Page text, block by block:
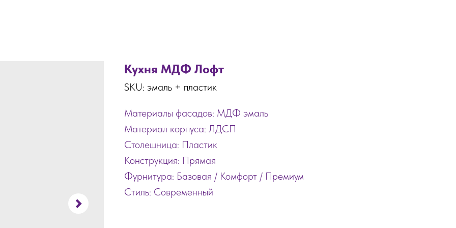
Кухня МДФ Лофт
SKU: эмаль + пластик
Материалы фасадов: МДФ эмаль
Материал корпуса: ЛДСП
Столешница: Пластик
Конструкция: Прямая
Фурнитура: Базовая / Комфорт / Премиум
Стиль: Современный